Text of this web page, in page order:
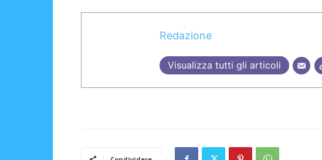
Redazione
Visualizza tutti gli articoli